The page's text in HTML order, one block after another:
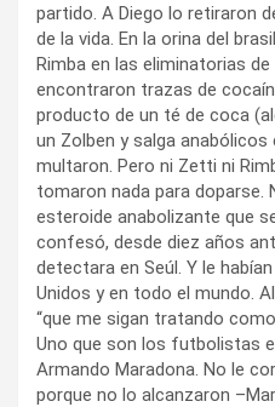
partido. A Diego lo retiraron
de la vida. En la orina del
Rimba en las eliminatorias
encontraron trazas de
producto de un té de coca
un Zolben y salga
multaron. Pero ni Zetti ni
tomaron nada para doparse.
esteroide anabolizante que
confesó, desde diez años
detectara en Seúl. Y le
Unidos y en todo el mundo.
“que me sigan tratando
Uno que son los futbolistas
Armando Maradona. No le
porque no lo alcanzaron